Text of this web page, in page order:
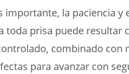
importante, la paciencia
toda prisa puede resultar
combinado con
para avanzar con